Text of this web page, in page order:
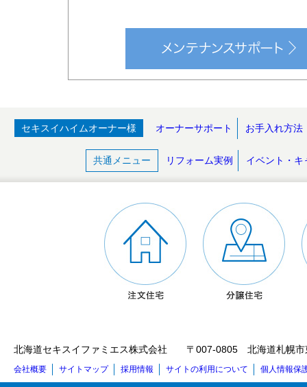
セキスイハイムオーナー様 オーナーサポート お手入れ方法
共通メニュー リフォーム実例 イベント・キ
北海道セキスイファミエス株式会社 〒007-0805 北海道札幌
会社概要 サイトマップ 採用情報 サイトの利用について 個人情報保